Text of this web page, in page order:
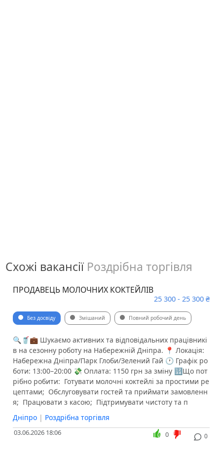
Схожі вакансії Роздрібна торгівля
ПРОДАВЕЦЬ МОЛОЧНИХ КОКТЕЙЛІВ
25 300 - 25 300 ₴
Без досвіду Змішаний Повний робочий день
🔍🥤💼 Шукаємо активних та відповідальних працівникі
в на сезонну роботу на Набережній Дніпра. 📍 Локація:
Набережна Дніпра/Парк Глоби/Зелений Гай 🕐 Графік ро
боти: 13:00–20:00 💸 Оплата: 1150 грн за зміну 🔢Що пот
рібно робити: ️ Готувати молочні коктейлі за простими ре
цептами; ️ Обслуговувати гостей та приймати замовленн
я; ️ Працювати з касою; ️ Підтримувати чистоту та п
Дніпро | Роздрібна торгівля
03.06.2026 18:06 0
0